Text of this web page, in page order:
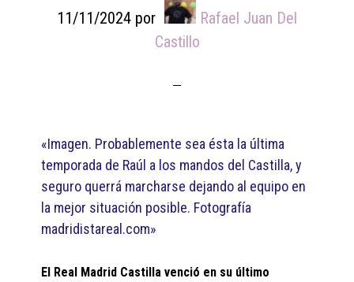
11/11/2024 por
Rafael Juan Del
Castillo
«Imagen. Probablemente sea ésta la última
temporada de Raúl a los mandos del Castilla, y
seguro querrá marcharse dejando al equipo en
la mejor situación posible. Fotografía
madridistareal.com»
El Real Madrid Castilla venció en su último